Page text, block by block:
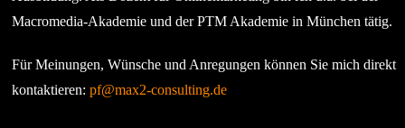
Macromedia-Akademie und der PTM Akademie in München tätig.
Für Meinungen, Wünsche und Anregungen können Sie mich direkt
kontaktieren:pf@max2-consulting.de